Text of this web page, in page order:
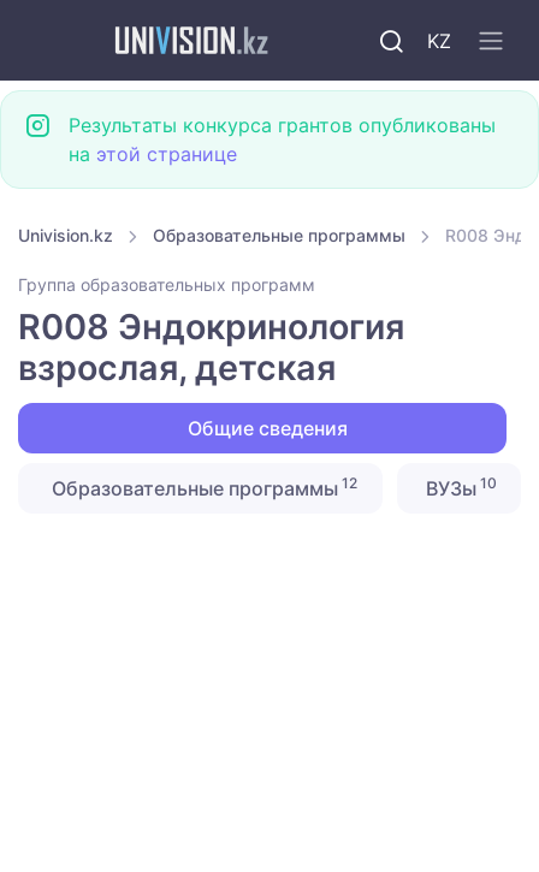
KZ
Результаты конкурса грантов опубликованы
на этой странице
Univision.kz Образовательные программы R008
Группа образовательных программ
R008 Эндокринология
взрослая, детская
Общие сведения
Образовательные программы 12 ВУЗы10